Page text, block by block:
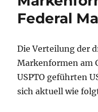
Federal
Die Verteilung der
Markenformen am
USPTO geführten
sich aktuell wie